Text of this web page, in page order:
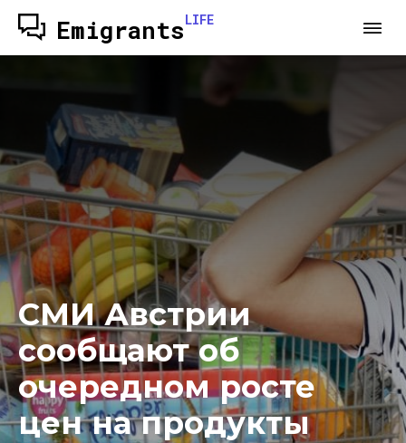
EmigrantsLIFE
СМИ Австрии
сообщают об
очередном росте
цен на продукты